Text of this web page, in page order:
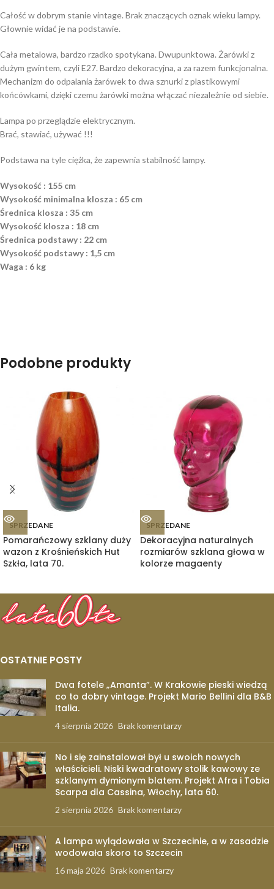
Całość w dobrym stanie vintage. Brak znaczących oznak wieku lampy.
Głownie widać je na podstawie.
Cała metalowa, bardzo rzadko spotykana. Dwupunktowa. Żarówki z
dużym gwintem, czyli E27. Bardzo dekoracyjna, a za razem funkcjonalna.
Mechanizm do odpalania żarówek to dwa sznurki z plastikowymi
końcówkami, dzięki czemu żarówki można włączać niezależnie od siebie.
Lampa po przeglądzie elektrycznym.
Brać, stawiać, używać !!!
Podstawa na tyle ciężka, że zapewnia stabilność lampy.
Wysokość : 155 cm
Wysokość minimalna klosza : 65 cm
Średnica klosza : 35 cm
Wysokość klosza : 18 cm
Średnica podstawy : 22 cm
Wysokość podstawy : 1,5 cm
Waga : 6 kg
Podobne produkty
SPRZEDANE
Pomarańczowy szklany duży
wazon z Krośnieńskich Hut
Szkła, lata 70.
SPRZEDANE
Dekoracyjna naturalnych
rozmiarów szklana głowa w
kolorze magaenty
OSTATNIE POSTY
Dwa fotele „Amanta”. W Krakowie pieski wiedzą
co to dobry vintage. Projekt Mario Bellini dla B&B
Italia.
4 sierpnia 2026 Brak komentarzy
No i się zainstalował był u swoich nowych
właścicieli. Niski kwadratowy stolik kawowy ze
szklanym dymionym blatem. Projekt Afra i Tobia
Scarpa dla Cassina, Włochy, lata 60.
2 sierpnia 2026 Brak komentarzy
A lampa wylądowała w Szczecinie, a w zasadzie
wodowała skoro to Szczecin
16 maja 2026 Brak komentarzy